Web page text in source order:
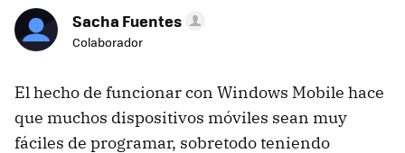
Sacha Fuentes
Colaborador
El hecho de funcionar con Windows Mobile hace
que muchos dispositivos móviles sean muy
fáciles de programar, sobretodo teniendo